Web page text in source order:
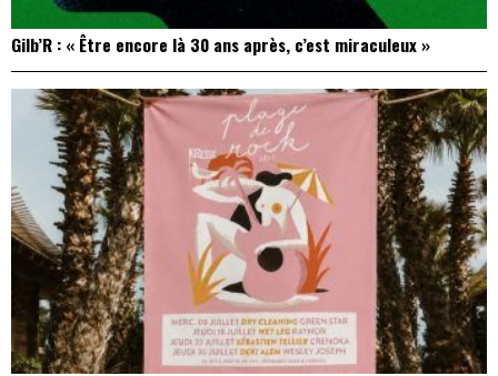
Gilb’R : « Être encore là 30 ans après, c’est miraculeux »